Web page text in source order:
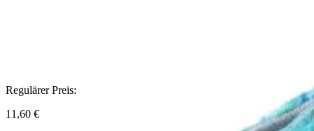
Regulärer Preis:
11,60 €